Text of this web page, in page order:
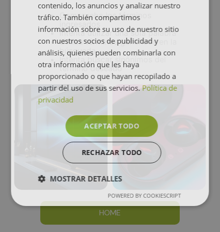
Comprueba los términos
ingresados
Intenta utilizar una sola palabra
Utiliza términos genéricos en la
búsqueda
Intenta buscar sinónimos del
término deseado
HOME
contenido, los anuncios y analizar nuestro
tráfico. También compartimos
información sobre su uso de nuestro sitio
con nuestros socios de publicidad y
análisis, quienes pueden combinarla con
otra información que les haya
proporcionado o que hayan recopilado a
partir del uso de sus servicios. Política de
privacidad
ACEPTAR TODO
RECHAZAR TODO
MOSTRAR DETALLES
POWERED BY COOKIESCRIPT